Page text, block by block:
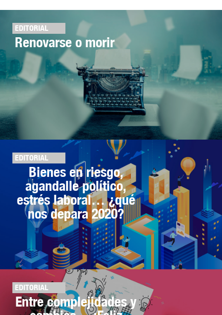
EDITORIAL
Renovarse o morir
EDITORIAL
Bienes en riesgo,
agandalle político,
estrés laboral… ¿qué
nos depara 2020?
EDITORIAL
Entre complejidades y